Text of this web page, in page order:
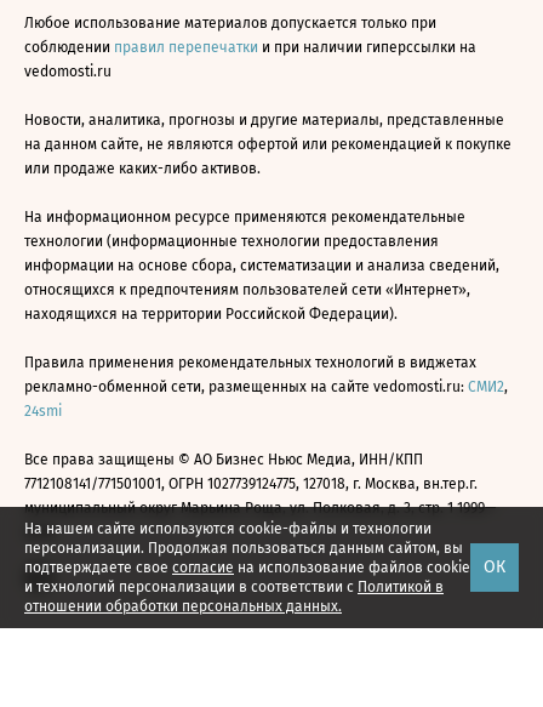
На нашем сайте используются cookie-файлы и технологии
персонализации. Продолжая пользоваться данным сайтом, вы
подтверждаете свое согласие на использование файлов cookie
и технологий персонализации в соответствии с Политикой в
отношении обработки персональных данных.
ОК
Любое использование материалов допускается только при
соблюдении правил перепечатки и при наличии гиперссылки на
vedomosti.ru
Новости, аналитика, прогнозы и другие материалы, представленные
на данном сайте, не являются офертой или рекомендацией к покупке
или продаже каких-либо активов.
На информационном ресурсе применяются рекомендательные
технологии (информационные технологии предоставления
информации на основе сбора, систематизации и анализа сведений,
относящихся к предпочтениям пользователей сети «Интернет»,
находящихся на территории Российской Федерации).
Правила применения рекомендательных технологий в виджетах
рекламно-обменной сети, размещенных на сайте vedomosti.ru: СМИ2,
24smi
Все права защищены © АО Бизнес Ньюс Медиа, ИНН/КПП
7712108141/771501001, ОГРН 1027739124775, 127018, г. Москва, вн.тер.г.
муниципальный округ Марьина Роща, ул. Полковая, д. 3, стр. 1 1999—
2026